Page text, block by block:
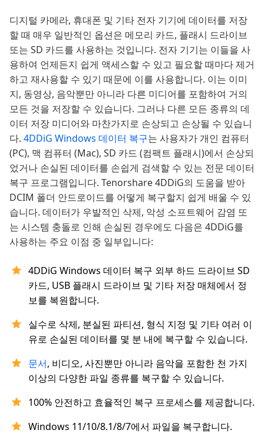
디지털 카메라, 휴대폰 및 기타 전자 기기에 데이터를 저장
할 때 매우 일반적인 옵션은 메모리 카드, 플래시 드라이브
또는 SD 카드를 사용하는 것입니다. 전자 기기는 이들을 사
용하여 언제든지 쉽게 액세스할 수 있고 필요할 때마다 제거
하고 재사용할 수 있기 때문에 이를 사용합니다. 이는 이미
지, 동영상, 음악뿐만 아니라 다른 미디어를 포함하여 거의
모든 것을 저장할 수 있습니다. 그러나 다른 모든 종류의 데
이터 저장 미디어와 마찬가지로 손상되고 손상될 수 있습니
다. 4DDiG Windows 데이터 복구는 사용자가 개인 컴퓨터
(PC), 맥 컴퓨터 (Mac), SD 카드 (컴팩트 플래시)에서 손상되
었거나 손실된 데이터를 손쉽게 검색할 수 있는 전문 데이터
복구 프로그램입니다. Tenorshare 4DDiG의 도움을 받아
DCIM 폴더 안드로이드를 어떻게 복구할지 쉽게 배울 수 있
습니다. 데이터가 우발적인 삭제, 악성 소프트웨어 감염 또
는 시스템 충돌로 인해 손실된 경우에도 다음은 4DDiG를
사용하는 주요 이점 중 일부입니다:
4DDiG Windows 데이터 복구 외부 하드 드라이브 SD
카드, USB 플래시 드라이브 및 기타 저장 매체에서 정
보를 복원합니다.
실수로 삭제, 분실된 파티션, 형식 지정 및 기타 여러 이
유로 손실된 데이터를 몇 분 내에 복구할 수 있습니다.
문서, 비디오, 사진뿐만 아니라 음악을 포함한 천 가지
이상의 다양한 파일 종류를 복구할 수 있습니다.
100% 안전하고 효율적인 복구 프로세스를 제공합니다.
Windows 11/10/8.1/8/7에서 파일을 복구합니다.